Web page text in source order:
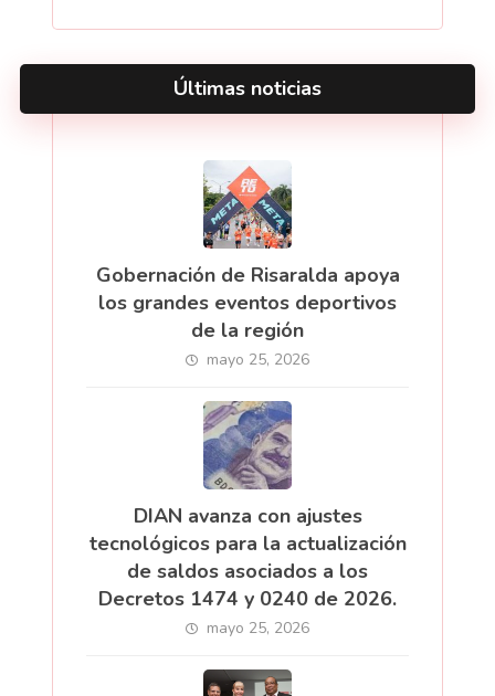
Últimas noticias
Gobernación de Risaralda apoya
los grandes eventos deportivos
de la región
mayo 25, 2026
DIAN avanza con ajustes
tecnológicos para la actualización
de saldos asociados a los
Decretos 1474 y 0240 de 2026.
mayo 25, 2026